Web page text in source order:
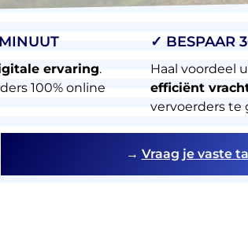
ervaring.
100% online
✓ BESPAAR
Haal voordeel
efficiënt
vervoerders te
→ Vraag je vaste